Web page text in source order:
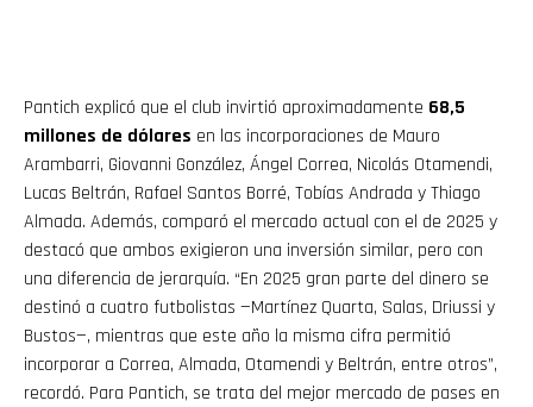
Pantich explicó que el club invirtió aproximadamente 68,5
millones de dólares en las incorporaciones de Mauro
Arambarri, Giovanni González, Ángel Correa, Nicolás Otamendi,
Lucas Beltrán, Rafael Santos Borré, Tobías Andrada y Thiago
Almada. Además, comparó el mercado actual con el de 2025 y
destacó que ambos exigieron una inversión similar, pero con
una diferencia de jerarquía. “En 2025 gran parte del dinero se
destinó a cuatro futbolistas —Martínez Quarta, Salas, Driussi y
Bustos—, mientras que este año la misma cifra permitió
incorporar a Correa, Almada, Otamendi y Beltrán, entre otros”,
recordó. Para Pantich, se trata del mejor mercado de pases en